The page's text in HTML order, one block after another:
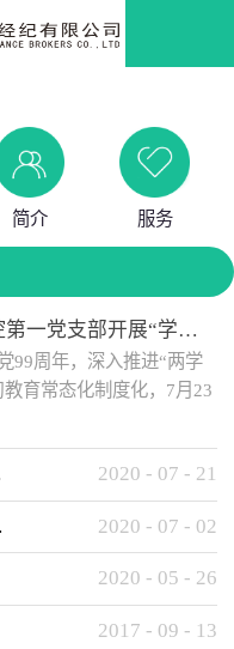
简介 服务
华西金控第一党支部开展“学党史 知党情 做合格党员”主题教育工作会
99周年，深入推进“两学
教育常态化制度化，7月23
控第一党支部举办了“学
情、...
2020 - 07 - 21
训 2020 - 07 - 02
2020 - 05 - 26
2017 - 09 - 13